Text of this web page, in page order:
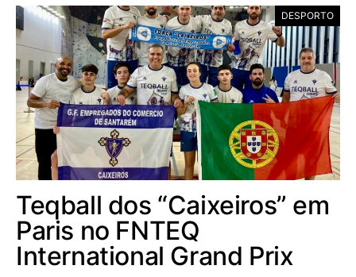
DESPORTO
Teqball dos “Caixeiros” em
Paris no FNTEQ
International Grand Prix